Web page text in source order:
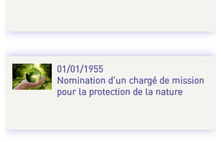
01/01/1955
Nomination d’un chargé de mission
pour la protection de la nature